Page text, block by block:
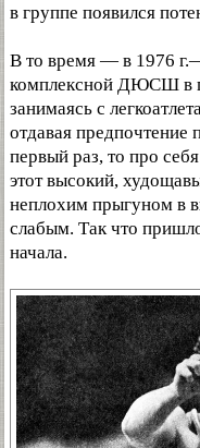
в группе появился
В то время — в 1976
комплексной ДЮСШ в
занимаясь с
отдавая предпочтение
первый раз, то про
этот высокий,
неплохим прыгуном в
слабым. Так что
начала.